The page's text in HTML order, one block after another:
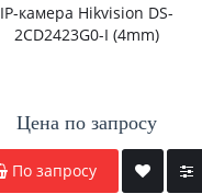
IP-камера Hikvision DS-
2CD2423G0-I (4mm)
Цена по запросу
По запросу